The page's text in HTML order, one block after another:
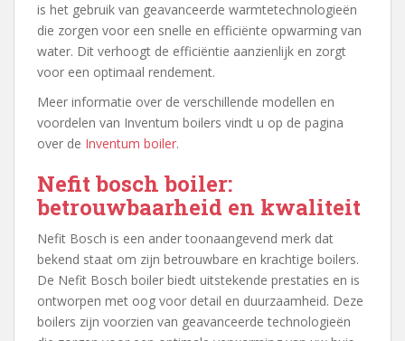
is het gebruik van geavanceerde warmtetechnologieën
die zorgen voor een snelle en efficiënte opwarming van
water. Dit verhoogt de efficiëntie aanzienlijk en zorgt
voor een optimaal rendement.
Meer informatie over de verschillende modellen en
voordelen van Inventum boilers vindt u op de pagina
over de Inventum boiler.
Nefit bosch boiler:
betrouwbaarheid en kwaliteit
Nefit Bosch is een ander toonaangevend merk dat
bekend staat om zijn betrouwbare en krachtige boilers.
De Nefit Bosch boiler biedt uitstekende prestaties en is
ontworpen met oog voor detail en duurzaamheid. Deze
boilers zijn voorzien van geavanceerde technologieën